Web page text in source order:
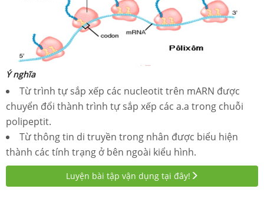
Ý nghĩa
Từ trình tự sắp xếp các nucleotit trên mARN được
chuyển đổi thành trình tự sắp xếp các a.a trong chuỗi
polipeptit.
Từ thông tin di truyền trong nhân được biểu hiện
thành các tính trạng ở bên ngoài kiểu hình.
Luyện bài tập vận dụng tại đây!